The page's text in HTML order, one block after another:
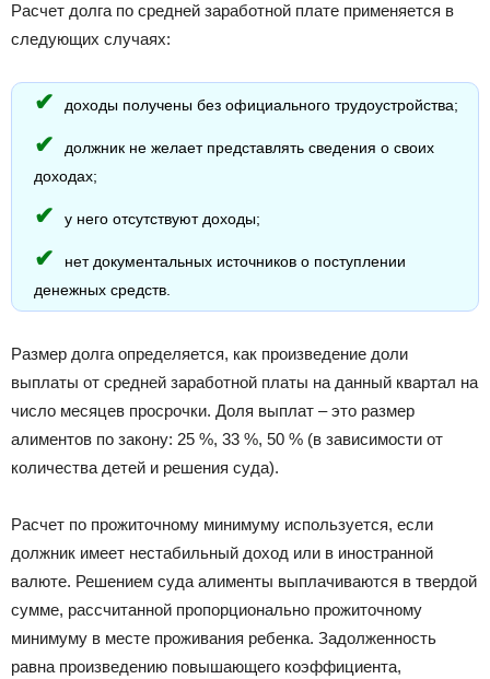
Расчет долга по средней заработной плате применяется в
следующих случаях:
доходы получены без официального трудоустройства;
должник не желает представлять сведения о своих
доходах;
у него отсутствуют доходы;
нет документальных источников о поступлении
денежных средств.
Размер долга определяется, как произведение доли
выплаты от средней заработной платы на данный квартал на
число месяцев просрочки. Доля выплат – это размер
алиментов по закону: 25 %, 33 %, 50 % (в зависимости от
количества детей и решения суда).
Расчет по прожиточному минимуму используется, если
должник имеет нестабильный доход или в иностранной
валюте. Решением суда алименты выплачиваются в твердой
сумме, рассчитанной пропорционально прожиточному
минимуму в месте проживания ребенка. Задолженность
равна произведению повышающего коэффициента,